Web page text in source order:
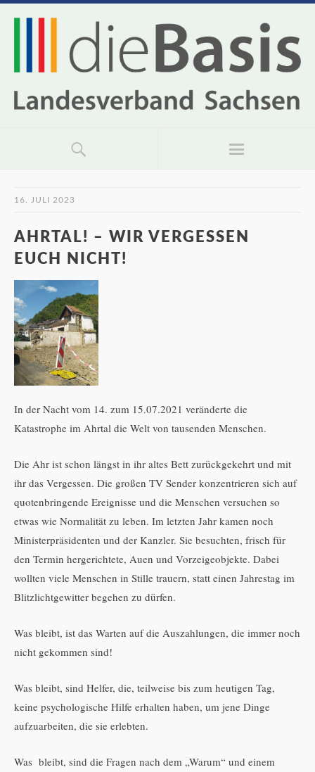
16. JULI 2023
AHRTAL! – WIR VERGESSEN
EUCH NICHT!
In der Nacht vom 14. zum 15.07.2021 veränderte die
Katastrophe im Ahrtal die Welt von tausenden Menschen.
Die Ahr ist schon längst in ihr altes Bett zurückgekehrt und mit
ihr das Vergessen. Die großen TV Sender konzentrieren sich auf
quotenbringende Ereignisse und die Menschen versuchen so
etwas wie Normalität zu leben. Im letzten Jahr kamen noch
Ministerpräsidenten und der Kanzler. Sie besuchten, frisch für
den Termin hergerichtete, Auen und Vorzeigeobjekte. Dabei
wollten viele Menschen in Stille trauern, statt einen Jahrestag im
Blitzlichtgewitter begehen zu dürfen.
Was bleibt, ist das Warten auf die Auszahlungen, die immer noch
nicht gekommen sind!
Was bleibt, sind Helfer, die, teilweise bis zum heutigen Tag,
keine psychologische Hilfe erhalten haben, um jene Dinge
aufzuarbeiten, die sie erlebten.
Was bleibt, sind die Fragen nach dem „Warum“ und einem